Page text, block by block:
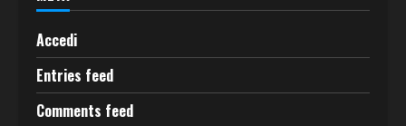
Accedi
Entries feed
Comments feed